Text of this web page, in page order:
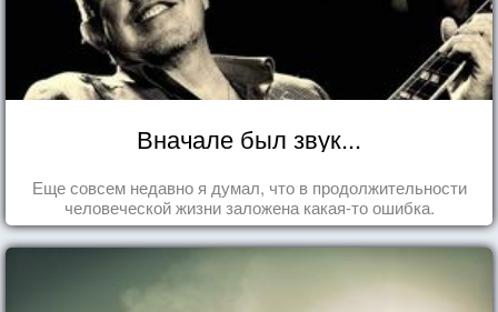
Вначале был звук...
Еще совсем недавно я думал, что в продолжительности
человеческой жизни заложена какая-то ошибка.